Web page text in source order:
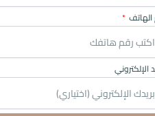
الإلكتروني